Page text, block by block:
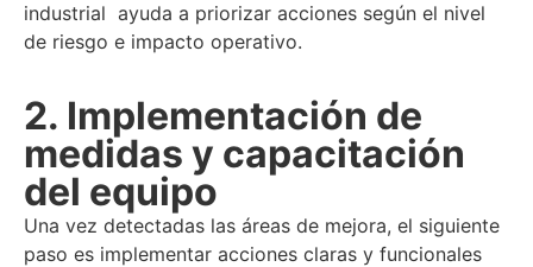
industrial ayuda a priorizar acciones según el nivel
de riesgo e impacto operativo.
2. Implementación de
medidas y capacitación
del equipo
Una vez detectadas las áreas de mejora, el siguiente
paso es implementar acciones claras y funcionales